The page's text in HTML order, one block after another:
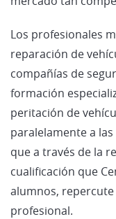
Los profesionales
reparación de
compañías de
formación
peritación de
paralelamente a
que a través de la
cualificación que
alumnos,
profesional.